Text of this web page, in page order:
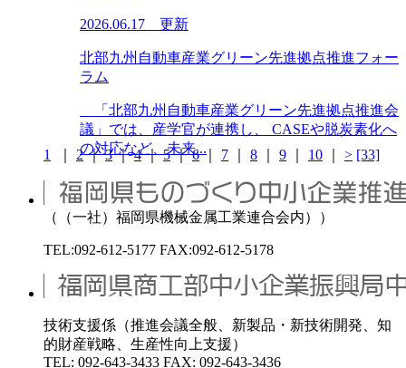
2026.06.17 更新
北部九州自動車産業グリーン先進拠点推進フォー
ラム
「北部九州自動車産業グリーン先進拠点推進会
議」では、産学官が連携し、 CASEや脱炭素化へ
の対応など、未来...
1 2｜3｜4｜5｜6｜ 7 8 9 10 > [33]
（（一社）福岡県機械金属工業連合会内））
TEL:092-612-5177 FAX:092-612-5178
技術支援係（推進会議全般、新製品・新技術開発、知
的財産戦略、生産性向上支援）
TEL: 092-643-3433 FAX: 092-643-3436